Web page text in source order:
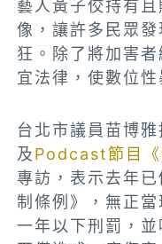
藝人黃子佼持有
像，讓許多民眾
狂。除了將加害
宜法律，使數位性
台北市議員苗博雅
及Podcast節目《
專訪，表示去年
制條例》，無正
一年以下刑罰，並